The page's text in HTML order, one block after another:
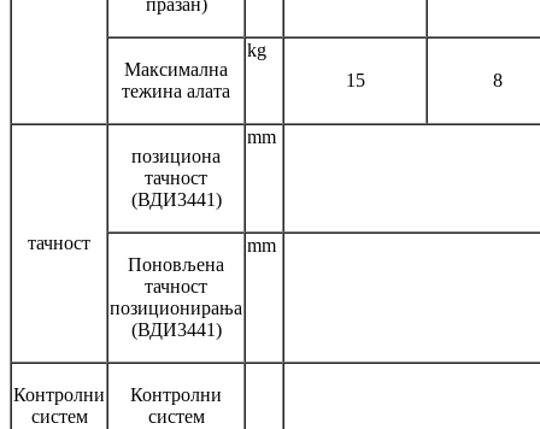
празан)
Максимална
тежина алата
kg
15
8
тачност
позициона
тачност
(ВДИ3441)
mm
Поновљена
тачност
позиционирања
(ВДИ3441)
mm
Контролни
систем
Контролни
систем